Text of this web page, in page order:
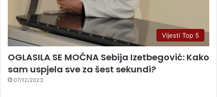
Vijesti Top 5
OGLASILA SE MOĆNA Sebija Izetbegović: Kako
sam uspjela sve za šest sekundi?
07/12/2023